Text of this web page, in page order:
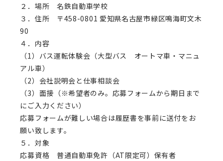
２．場所 名鉄自動車学校
３．住所 〒458-0801 愛知県名古屋市緑区鳴海町文木
90
４．内容
（1）バス運転体験会（大型バス オートマ車・マニュ
アル車）
（2）会社説明会と仕事相談会
（3）面接（※希望者のみ。応募フォームから期日まで
にご入力ください）
応募フォームが難しい場合は履歴書を事前に送付をお
願い致します。
５．対象
応募資格 普通自動車免許（AT限定可）保有者